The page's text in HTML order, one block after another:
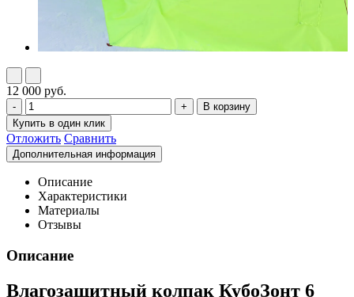
12 000 руб.
Отложить Сравнить
Описание
Характеристики
Материалы
Отзывы
Описание
Влагозащитный колпак КубоЗонт 6